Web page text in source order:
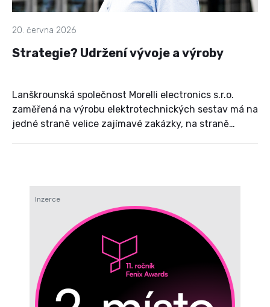
20. června 2026
Strategie? Udržení vývoje a výroby
Lanškrounská společnost Morelli electronics s.r.o.
zaměřená na výrobu elektrotechnických sestav má na
jedné straně velice zajímavé zakázky, na straně
Inzerce